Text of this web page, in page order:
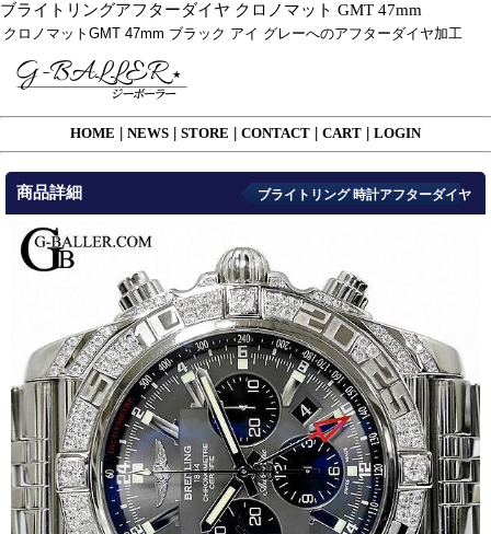
ブライトリングアフターダイヤ クロノマット GMT 47mm
クロノマットGMT 47mm ブラック アイ グレーへのアフターダイヤ加工
HOME NEWS STORE CONTACT CART LOGIN
商品詳細 ブライトリング 時計アフターダイヤ